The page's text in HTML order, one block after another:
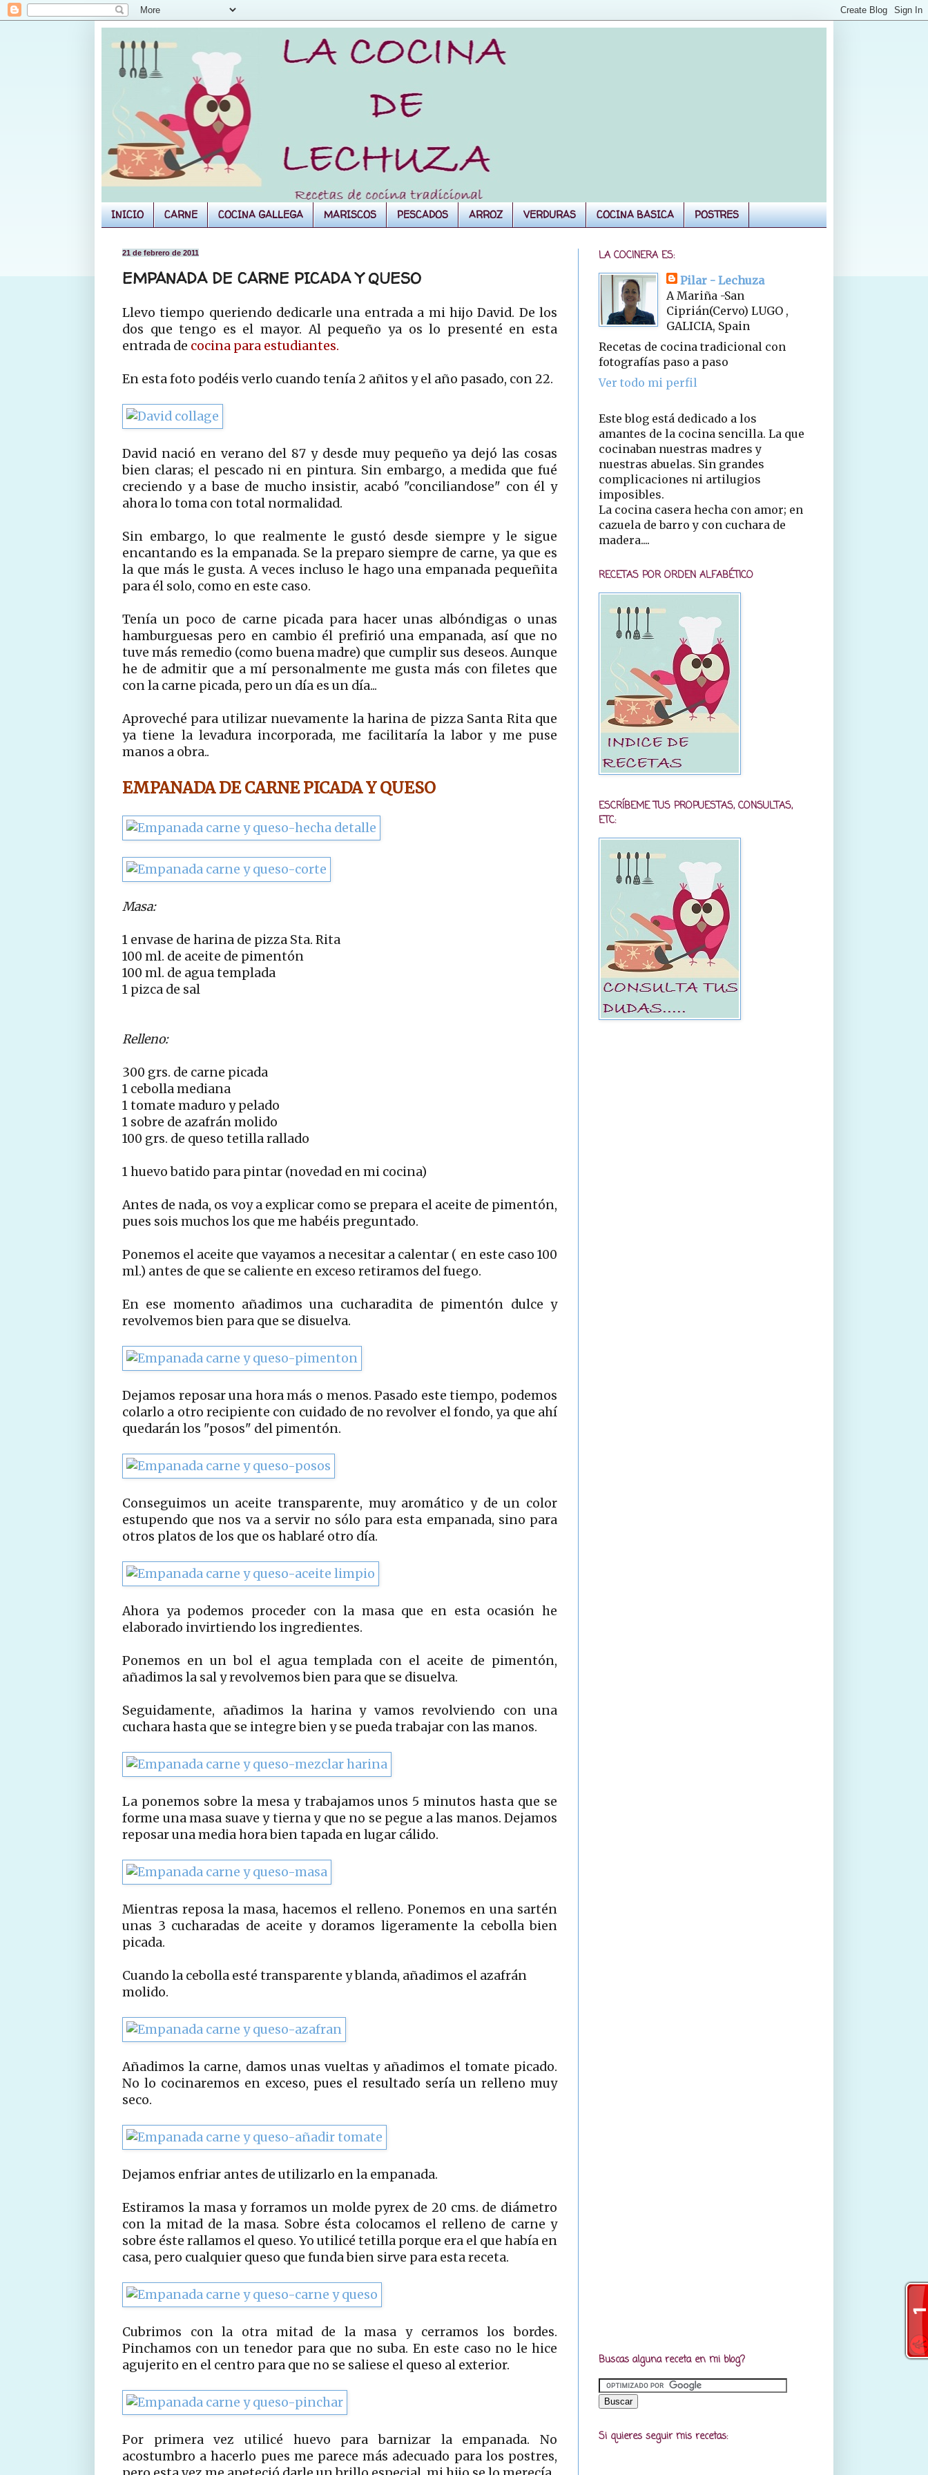
INICIO CARNE COCINA GALLEGA MARISCOS PESCADOS ARROZ VERDURAS COCINA BASICA POSTRES
21 de febrero de 2011
EMPANADA DE CARNE PICADA Y QUESO
Llevo tiempo queriendo dedicarle una entrada a mi hijo David. De los
dos que tengo es el mayor. Al pequeño ya os lo presenté en esta
entrada de cocina para estudiantes.
En esta foto podéis verlo cuando tenía 2 añitos y el año pasado, con 22.
David nació en verano del 87 y desde muy pequeño ya dejó las cosas
bien claras; el pescado ni en pintura. Sin embargo, a medida que fué
creciendo y a base de mucho insistir, acabó "conciliandose" con él y
ahora lo toma con total normalidad.
Sin embargo, lo que realmente le gustó desde siempre y le sigue
encantando es la empanada. Se la preparo siempre de carne, ya que es
la que más le gusta. A veces incluso le hago una empanada pequeñita
para él solo, como en este caso.
Tenía un poco de carne picada para hacer unas albóndigas o unas
hamburguesas pero en cambio él prefirió una empanada, así que no
tuve más remedio (como buena madre) que cumplir sus deseos. Aunque
he de admitir que a mí personalmente me gusta más con filetes que
con la carne picada, pero un día es un día...
Aproveché para utilizar nuevamente la harina de pizza Santa Rita que
ya tiene la levadura incorporada, me facilitaría la labor y me puse
manos a obra..
EMPANADA DE CARNE PICADA Y QUESO
Masa:
1 envase de harina de pizza Sta. Rita
100 ml. de aceite de pimentón
100 ml. de agua templada
1 pizca de sal
Relleno:
300 grs. de carne picada
1 cebolla mediana
1 tomate maduro y pelado
1 sobre de azafrán molido
100 grs. de queso tetilla rallado
1 huevo batido para pintar (novedad en mi cocina)
Antes de nada, os voy a explicar como se prepara el aceite de pimentón,
pues sois muchos los que me habéis preguntado.
Ponemos el aceite que vayamos a necesitar a calentar ( en este caso 100
ml.) antes de que se caliente en exceso retiramos del fuego.
En ese momento añadimos una cucharadita de pimentón dulce y
revolvemos bien para que se disuelva.
Dejamos reposar una hora más o menos. Pasado este tiempo, podemos
colarlo a otro recipiente con cuidado de no revolver el fondo, ya que ahí
quedarán los "posos" del pimentón.
Conseguimos un aceite transparente, muy aromático y de un color
estupendo que nos va a servir no sólo para esta empanada, sino para
otros platos de los que os hablaré otro día.
Ahora ya podemos proceder con la masa que en esta ocasión he
elaborado invirtiendo los ingredientes.
Ponemos en un bol el agua templada con el aceite de pimentón,
añadimos la sal y revolvemos bien para que se disuelva.
Seguidamente, añadimos la harina y vamos revolviendo con una
cuchara hasta que se integre bien y se pueda trabajar con las manos.
La ponemos sobre la mesa y trabajamos unos 5 minutos hasta que se
forme una masa suave y tierna y que no se pegue a las manos. Dejamos
reposar una media hora bien tapada en lugar cálido.
Mientras reposa la masa, hacemos el relleno. Ponemos en una sartén
unas 3 cucharadas de aceite y doramos ligeramente la cebolla bien
picada.
Cuando la cebolla esté transparente y blanda, añadimos el azafrán
molido.
Añadimos la carne, damos unas vueltas y añadimos el tomate picado.
No lo cocinaremos en exceso, pues el resultado sería un relleno muy
seco.
Dejamos enfriar antes de utilizarlo en la empanada.
Estiramos la masa y forramos un molde pyrex de 20 cms. de diámetro
con la mitad de la masa. Sobre ésta colocamos el relleno de carne y
sobre éste rallamos el queso. Yo utilicé tetilla porque era el que había en
casa, pero cualquier queso que funda bien sirve para esta receta.
Cubrimos con la otra mitad de la masa y cerramos los bordes.
Pinchamos con un tenedor para que no suba. En este caso no le hice
agujerito en el centro para que no se saliese el queso al exterior.
Por primera vez utilicé huevo para barnizar la empanada. No
acostumbro a hacerlo pues me parece más adecuado para los postres,
LA COCINERA ES:
Pilar - Lechuza
A Mariña -San
Ciprián(Cervo) LUGO ,
GALICIA, Spain
Recetas de cocina tradicional con
fotografías paso a paso
Ver todo mi perfil
Este blog está dedicado a los
amantes de la cocina sencilla. La que
cocinaban nuestras madres y
nuestras abuelas. Sin grandes
complicaciones ni artilugios
imposibles.
La cocina casera hecha con amor; en
cazuela de barro y con cuchara de
madera....
RECETAS POR ORDEN ALFABÉTICO
ESCRÍBEME TUS PROPUESTAS, CONSULTAS,
ETC:
Buscas alguna receta en mi blog?
Si quieres seguir mis recetas: